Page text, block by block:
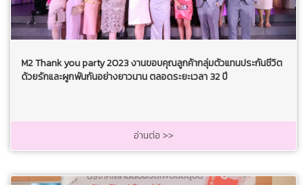
M2 Thank you party 2023 งานขอบคุณลูกค้ากลุ่มตัวแทนประกันชีวิต
ด้วยรักและผูกพันกันอย่างยาวนาน ตลอดระยะเวลา 32 ปี
อ่านต่อ >>